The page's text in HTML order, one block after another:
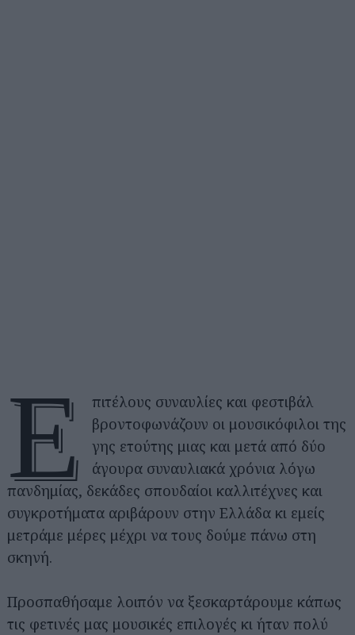
Ε
πιτέλους συναυλίες και φεστιβάλ
βροντοφωνάζουν οι μουσικόφιλοι της
γης ετούτης μιας και μετά από δύο
άγουρα συναυλιακά χρόνια λόγω
πανδημίας, δεκάδες σπουδαίοι καλλιτέχνες και
συγκροτήματα αριβάρουν στην Ελλάδα κι εμείς
μετράμε μέρες μέχρι να τους δούμε πάνω στη
σκηνή.
Προσπαθήσαμε λοιπόν να ξεσκαρτάρουμε κάπως
τις φετινές μας μουσικές επιλογές κι ήταν πολύ